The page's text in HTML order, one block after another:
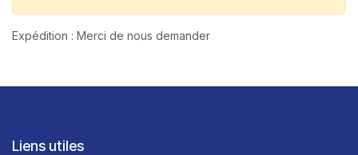
Expédition : Merci de nous demander
Liens utiles